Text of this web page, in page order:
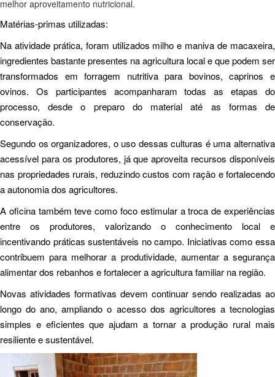
melhor aproveitamento nutricional.
Matérias-primas utilizadas:
Na atividade prática, foram utilizados milho e maniva de macaxeira,
ingredientes bastante presentes na agricultura local e que podem ser
transformados em forragem nutritiva para bovinos, caprinos e
ovinos. Os participantes acompanharam todas as etapas do
processo, desde o preparo do material até as formas de
conservação.
Segundo os organizadores, o uso dessas culturas é uma alternativa
acessível para os produtores, já que aproveita recursos disponíveis
nas propriedades rurais, reduzindo custos com ração e fortalecendo
a autonomia dos agricultores.
A oficina também teve como foco estimular a troca de experiências
entre os produtores, valorizando o conhecimento local e
incentivando práticas sustentáveis no campo. Iniciativas como essa
contribuem para melhorar a produtividade, aumentar a segurança
alimentar dos rebanhos e fortalecer a agricultura familiar na região.
Novas atividades formativas devem continuar sendo realizadas ao
longo do ano, ampliando o acesso dos agricultores a tecnologias
simples e eficientes que ajudam a tornar a produção rural mais
resiliente e sustentável.